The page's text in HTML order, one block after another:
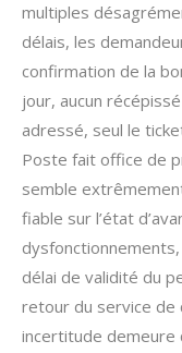
multiples
délais, les
confirmation de la
jour, aucun
adressé, seul le
Poste fait office de
semble
fiable sur l’état
délai de validité du
retour du service de
incertitude demeure